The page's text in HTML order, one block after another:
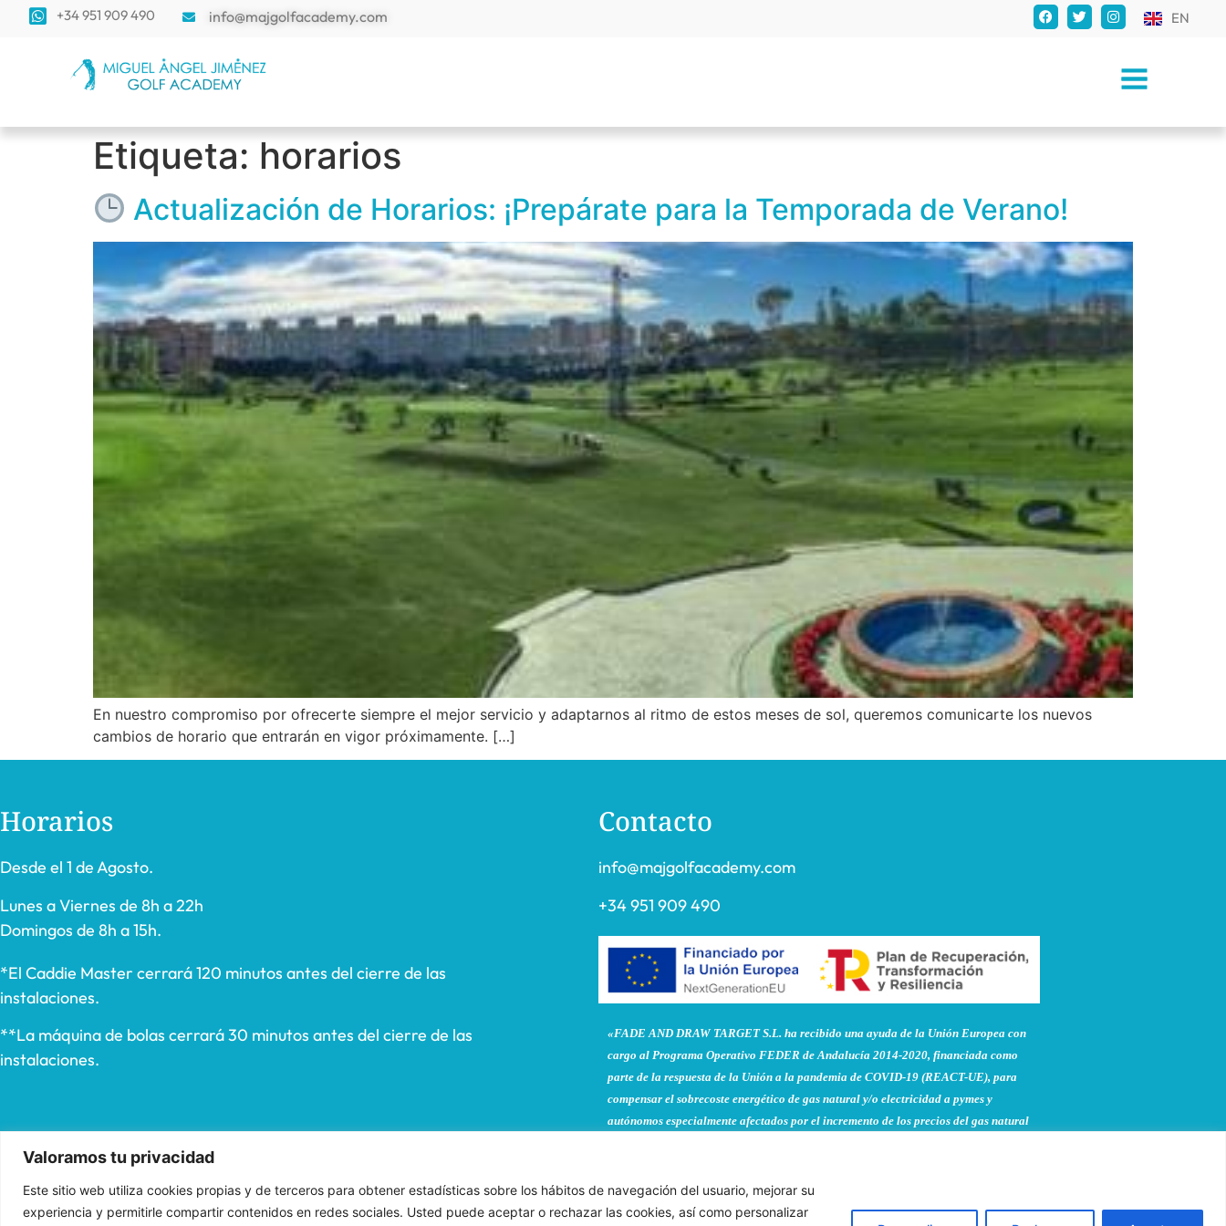
Valoramos tu privacidad
Este sitio web utiliza cookies propias y de terceros para obtener estadísticas sobre los hábitos de navegación del usuario, mejorar su
experiencia y permitirle compartir contenidos en redes sociales. Usted puede aceptar o rechazar las cookies, así como personalizar
+34 951 909 490 info@majgolfacademy.com EN
Etiqueta: horarios
Actualización de Horarios: ¡Prepárate para la Temporada de Verano!
En nuestro compromiso por ofrecerte siempre el mejor servicio y adaptarnos al ritmo de estos meses de sol, queremos comunicarte los nuevos
cambios de horario que entrarán en vigor próximamente. […]
Horarios
Desde el 1 de Agosto.
Lunes a Viernes de 8h a 22h
Domingos de 8h a 15h.
*El Caddie Master cerrará 120 minutos antes del cierre de las
instalaciones.
**La máquina de bolas cerrará 30 minutos antes del cierre de las
instalaciones.
Contacto
info@majgolfacademy.com
+34 951 909 490
«FADE AND DRAW TARGET S.L. ha recibido una ayuda de la Unión Europea con
cargo al Programa Operativo FEDER de Andalucía 2014-2020, financiada como
parte de la respuesta de la Unión a la pandemia de COVID-19 (REACT-UE), para
compensar el sobrecoste energético de gas natural y/o electricidad a pymes y
autónomos especialmente afectados por el incremento de los precios del gas natural